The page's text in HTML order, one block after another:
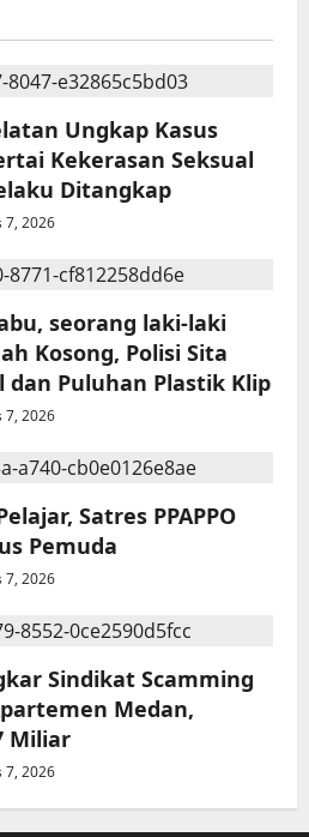
Ungkap Kasus
Kekerasan Seksual
Ditangkap
7, 2026
seorang laki-laki
Kosong, Polisi Sita
dan Puluhan Plastik Klip
7, 2026
Satres PPAPPO
Pemuda
7, 2026
Sindikat Scamming
Medan,
Miliar
7, 2026